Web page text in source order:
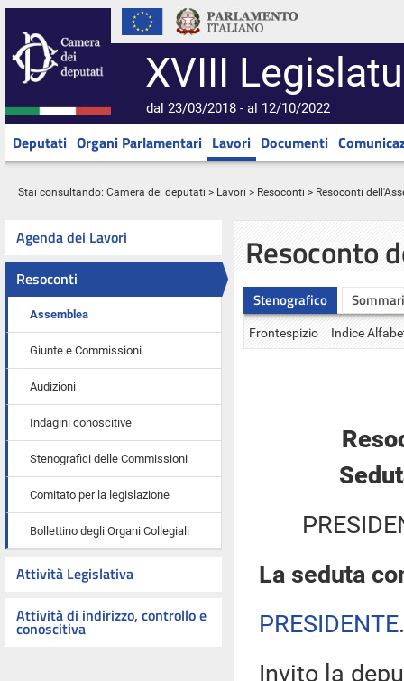
XVIII
dal 23/03/2018 - al 12/10/2022
Deputati Organi Parlamentari Lavori Documenti
Stai consultando: Camera dei deputati > Lavori > Resoconti > Resoconti
Agenda dei Lavori
Resoconti
Assemblea
Giunte e Commissioni
Audizioni
Indagini conoscitive
Stenografici delle Commissioni
Comitato per la legislazione
Bollettino degli Organi Collegiali
Attività Legislativa
Attività di indirizzo, controllo e
conoscitiva
Resoconto
Stenografico
Frontespizio Indice
La seduta
PRESIDENTE
Invito la